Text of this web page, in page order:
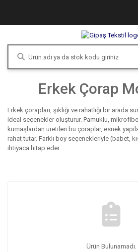
Erkek Çorap
Erkek çorapları, şıklığı ve rahatlığı bir arada
ideal seçenekler oluşturur. Pamuklu,
kumaşlardan üretilen bu çoraplar, esnek
rahat tutar. Farklı boy seçenekleriyle (babet,
ihtiyaca hitap eder.
Ürün Bulunamadı.